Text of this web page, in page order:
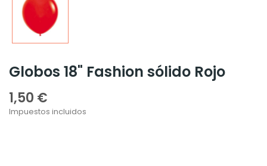
Globos 18" Fashion sólido Rojo
1,50 €
Impuestos incluidos